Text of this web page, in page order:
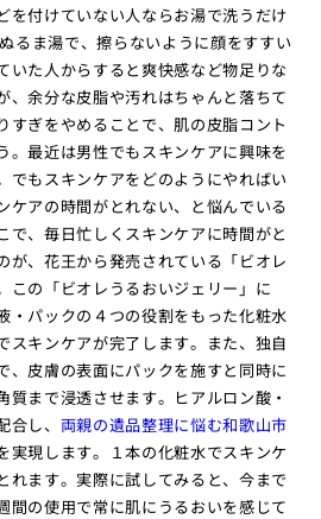
を付けていない人ならお湯で洗うだけ
るま湯で、擦らないように顔をすすい
いた人からすると爽快感など物足りな
、余分な皮脂や汚れはちゃんと落ちて
すぎをやめることで、肌の皮脂コント
。最近は男性でもスキンケアに興味を
でもスキンケアをどのようにやればい
ケアの時間がとれない、と悩んでいる
で、毎日忙しくスキンケアに時間がと
が、花王から発売されている「ビオレ
この「ビオレうるおいジェリー」に
・パックの４つの役割をもった化粧水
スキンケアが完了します。また、独自
、皮膚の表面にパックを施すと同時に
質まで浸透させます。ヒアルロン酸・
し、 両親の遺品整理に悩む和歌山市
実現します。１本の化粧水でスキンケ
れます。実際に試してみると、今まで
間の使用で常に肌にうるおいを感じて